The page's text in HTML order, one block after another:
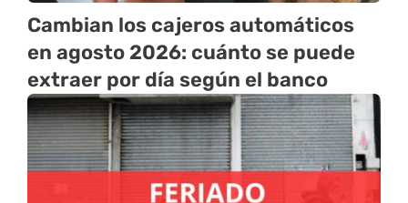
Cambian los cajeros automáticos
en agosto 2026: cuánto se puede
extraer por día según el banco